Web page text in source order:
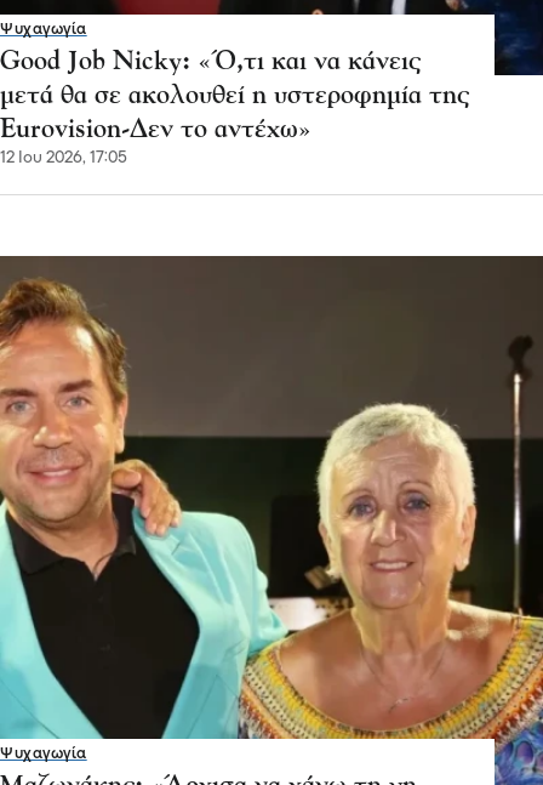
Ψυχαγωγία
Good Job Nicky: «Ό,τι και να κάνεις
μετά θα σε ακολουθεί η υστεροφημία της
Eurovision-Δεν το αντέχω»
12 Ιου 2026, 17:05
Ψυχαγωγία